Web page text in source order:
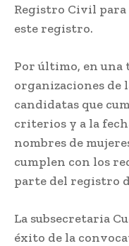
Registro Civil
este registro.
Por último, en una
organizaciones de
candidatas que
criterios y a la
nombres de
cumplen con los
parte del registro
La subsecretaria
éxito de la